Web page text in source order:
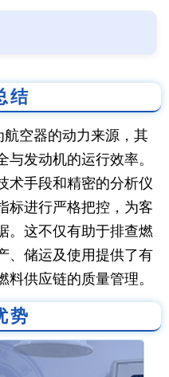
结
空器的动力来源，其
发动机的运行效率。
术手段和精密的分析仪
标进行严格把控，为客
。这不仅有助于排查燃
、储运及使用提供了有
供应链的质量管理。
势